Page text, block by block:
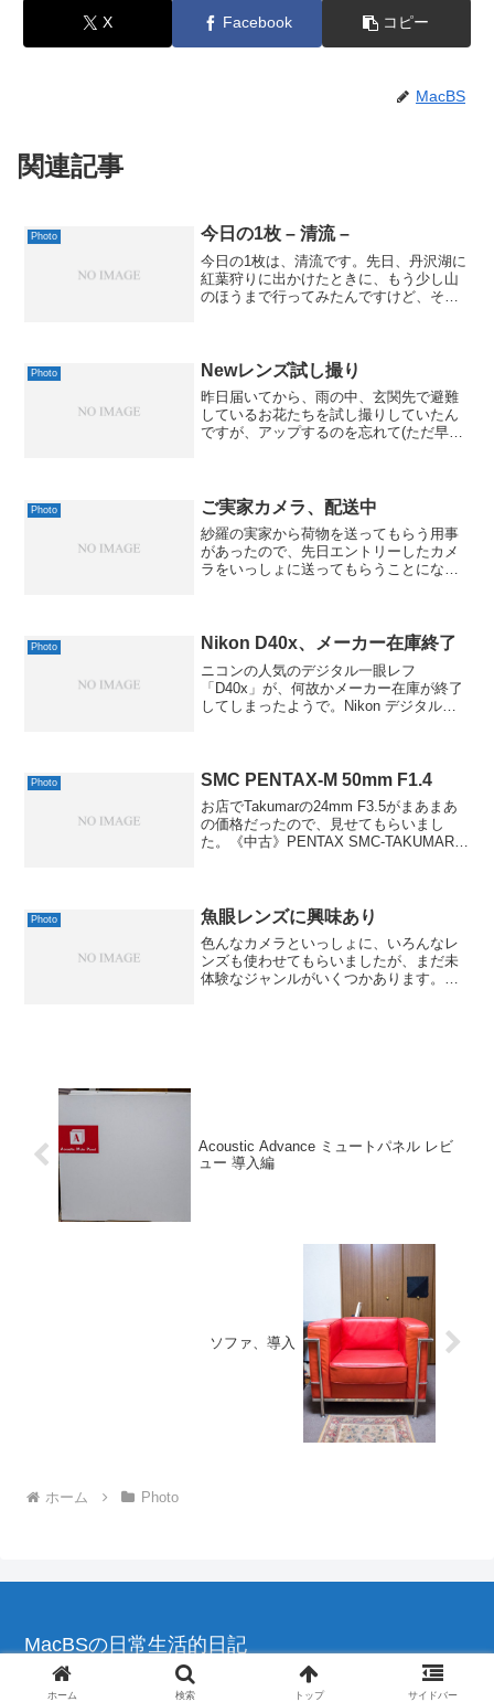
X Facebook コピー
MacBS
関連記事
Photo 今日の1枚 – 清流 –
今日の1枚は、清流です。先日、丹沢湖に
紅葉狩りに出かけたときに、もう少し山
のほうまで行ってみたんですけど、そこ
きりっと澄んだお味でし...
Photo Newレンズ試し撮り
昨日届いてから、雨の中、玄関先で避難
しているお花たちを試し撮りしていたん
ですが、アップするのを忘れて(ただ早寝
Photo ご実家カメラ、配送中
紗羅の実家から荷物を送ってもらう用事
があったので、先日エントリーしたカメ
ラをいっしょに送ってもらうことになり
す。残念。そ...
Photo Nikon D40x、メーカー在庫終了
ニコンの人気のデジタル一眼レフ
「D40x」が、何故かメーカー在庫が終了
してしまったようで。Nikon デジタル一
Photo SMC PENTAX-M 50mm F1.4
お店でTakumarの24mm F3.5がまあまあ
の価格だったので、見せてもらいまし
た。《中古》PENTAX SMC-TAKUMAR
Photo 魚眼レンズに興味あり
色んなカメラといっしょに、いろんなレ
ンズも使わせてもらいましたが、まだ未
体験なジャンルがいくつかあります。そ
Acoustic Advance ミュートパネル レビ
ュー 導入編
ソファ、導入
ホーム Photo
MacBSの日常生活的日記
© 2004-2026 MacBSの日常生活的日記.
ホーム 検索 トップ サイドバー